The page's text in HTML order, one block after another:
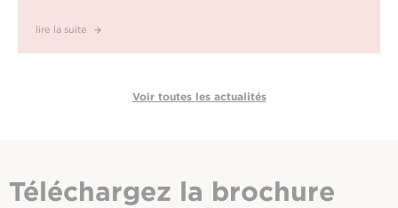
lire la suite
Voir toutes les actualités
Téléchargez la brochure